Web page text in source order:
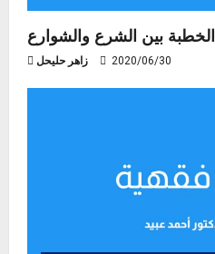
الخطبة بين الشرع والشوارع
زاهر حليحل 2020/06/30